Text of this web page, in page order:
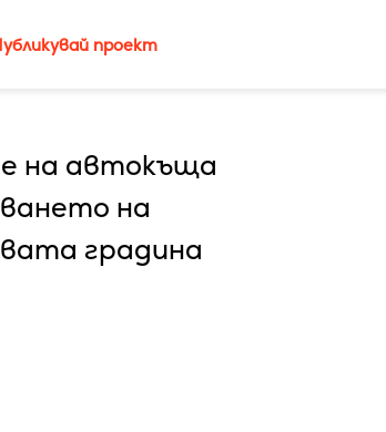
проект
на автокъща
на
градина